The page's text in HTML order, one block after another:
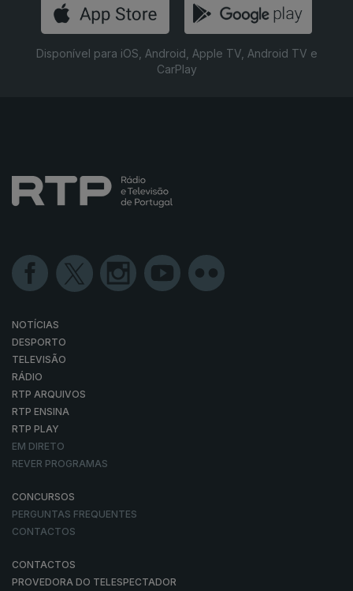
Disponível para iOS, Android, Apple TV, Android TV e
CarPlay
NOTÍCIAS
DESPORTO
TELEVISÃO
RÁDIO
RTP ARQUIVOS
RTP ENSINA
RTP PLAY
EM DIRETO
REVER PROGRAMAS
CONCURSOS
PERGUNTAS FREQUENTES
CONTACTOS
CONTACTOS
PROVEDORA DO TELESPECTADOR